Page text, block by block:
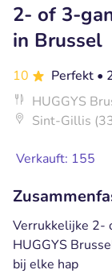
2- of 3-
in Brussel
10 Perfekt •
HUGGYS
Sint-Gillis
Verkauft: 155
Verrukkelijke 2-
HUGGYS
bij elke hap